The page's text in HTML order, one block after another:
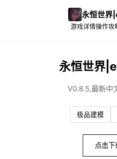
永恒世
游戏详情操作攻
永恒世界
V0.8.5,最新中
极品建模
点击下